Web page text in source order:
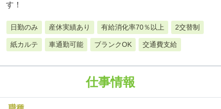
す！
日勤のみ 産休実績あり 有給消化率70％以上 2交替制
紙カルテ 車通勤可能 ブランクOK 交通費支給
仕事情報